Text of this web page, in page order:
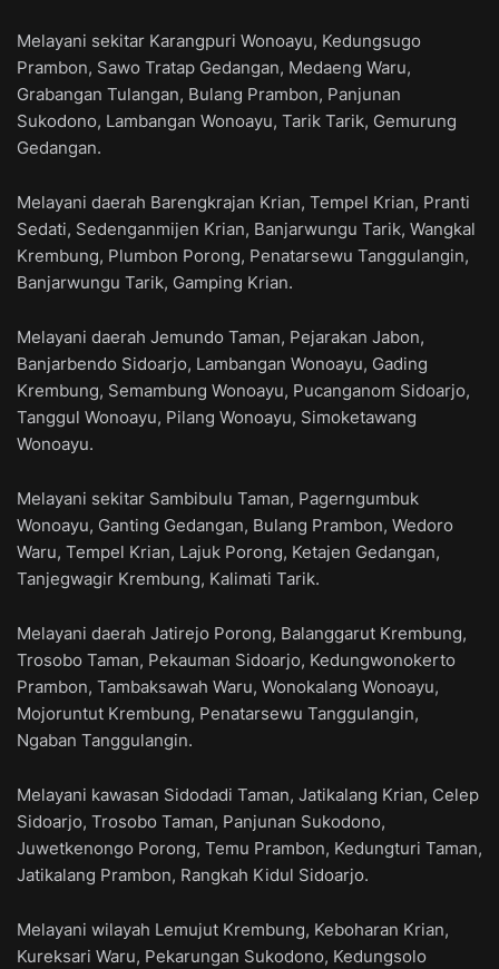
Melayani sekitar Karangpuri Wonoayu, Kedungsugo
Prambon, Sawo Tratap Gedangan, Medaeng Waru,
Grabangan Tulangan, Bulang Prambon, Panjunan
Sukodono, Lambangan Wonoayu, Tarik Tarik, Gemurung
Gedangan.
Melayani daerah Barengkrajan Krian, Tempel Krian, Pranti
Sedati, Sedenganmijen Krian, Banjarwungu Tarik, Wangkal
Krembung, Plumbon Porong, Penatarsewu Tanggulangin,
Banjarwungu Tarik, Gamping Krian.
Melayani daerah Jemundo Taman, Pejarakan Jabon,
Banjarbendo Sidoarjo, Lambangan Wonoayu, Gading
Krembung, Semambung Wonoayu, Pucanganom Sidoarjo,
Tanggul Wonoayu, Pilang Wonoayu, Simoketawang
Wonoayu.
Melayani sekitar Sambibulu Taman, Pagerngumbuk
Wonoayu, Ganting Gedangan, Bulang Prambon, Wedoro
Waru, Tempel Krian, Lajuk Porong, Ketajen Gedangan,
Tanjegwagir Krembung, Kalimati Tarik.
Melayani daerah Jatirejo Porong, Balanggarut Krembung,
Trosobo Taman, Pekauman Sidoarjo, Kedungwonokerto
Prambon, Tambaksawah Waru, Wonokalang Wonoayu,
Mojoruntut Krembung, Penatarsewu Tanggulangin,
Ngaban Tanggulangin.
Melayani kawasan Sidodadi Taman, Jatikalang Krian, Celep
Sidoarjo, Trosobo Taman, Panjunan Sukodono,
Juwetkenongo Porong, Temu Prambon, Kedungturi Taman,
Jatikalang Prambon, Rangkah Kidul Sidoarjo.
Melayani wilayah Lemujut Krembung, Keboharan Krian,
Kureksari Waru, Pekarungan Sukodono, Kedungsolo